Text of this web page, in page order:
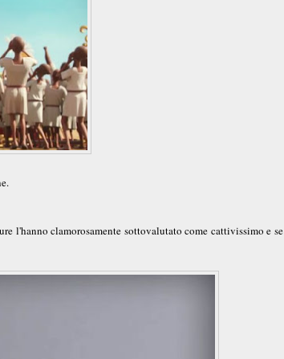
l'hanno clamorosamente sottovalutato come cattivissimo e se